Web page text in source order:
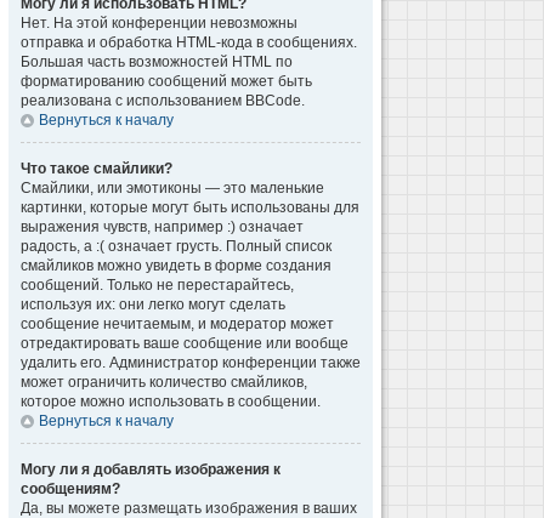
Могу ли я использовать HTML?
Нет. На этой конференции невозможны
отправка и обработка HTML-кода в сообщениях.
Большая часть возможностей HTML по
форматированию сообщений может быть
реализована с использованием BBCode.
Вернуться к началу
Что такое смайлики?
Смайлики, или эмотиконы — это маленькие
картинки, которые могут быть использованы для
выражения чувств, например :) означает
радость, а :( означает грусть. Полный список
смайликов можно увидеть в форме создания
сообщений. Только не перестарайтесь,
используя их: они легко могут сделать
сообщение нечитаемым, и модератор может
отредактировать ваше сообщение или вообще
удалить его. Администратор конференции также
может ограничить количество смайликов,
которое можно использовать в сообщении.
Вернуться к началу
Могу ли я добавлять изображения к
сообщениям?
Да, вы можете размещать изображения в ваших